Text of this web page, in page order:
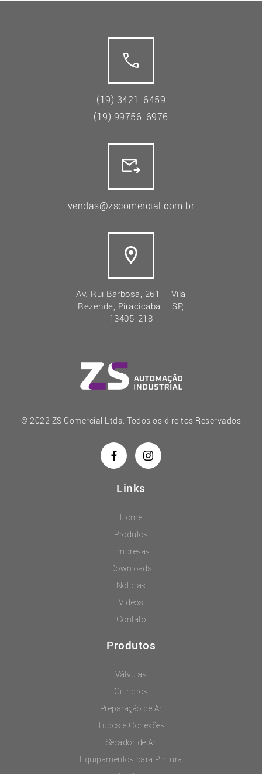
(19) 3421-6459
(19) 99756-6976
vendas@zscomercial.com.br
Av. Rui Barbosa, 261 – Vila
Rezende, Piracicaba – SP,
13405-218
© 2022 ZS Comercial Ltda. Todos os direitos Reservados
Links
Home
Produtos
Empresas
Downloads
Notícias
Vídeos
Contato
Produtos
Válvulas
Cilindros
Preparação de Ar
Tubos e Conexões
Secador de Ar
Equipamentos para Pintura